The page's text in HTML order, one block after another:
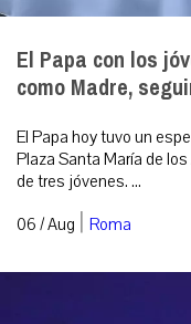
El Papa con los
como Madre,
El Papa hoy tuvo un
Plaza Santa María de
de tres jóvenes. ...
06 / Aug | Roma